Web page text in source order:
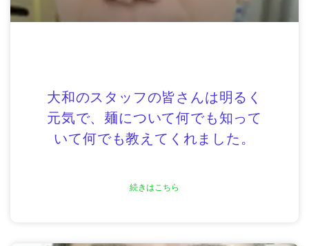
大和のスタッフの皆さんは明るく
元気で、麺について何でも知って
いて何でも教えてくれました。
続きはこちら